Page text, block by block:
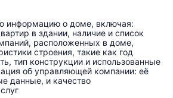
информацию о доме, включая:
в здании, наличие и список
расположенных в доме,
строения, такие как год
тип конструкции и использованные
об управляющей компании: её
данные, и качество